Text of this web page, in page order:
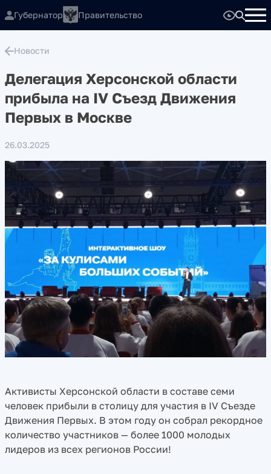
Губернатор Правительство
Новости
Делегация Херсонской области
прибыла на IV Съезд Движения
Первых в Москве
26.03.2025
Активисты Херсонской области в составе семи
человек прибыли в столицу для участия в IV Съезде
Движения Первых. В этом году он собрал рекордное
количество участников — более 1000 молодых
лидеров из всех регионов России!